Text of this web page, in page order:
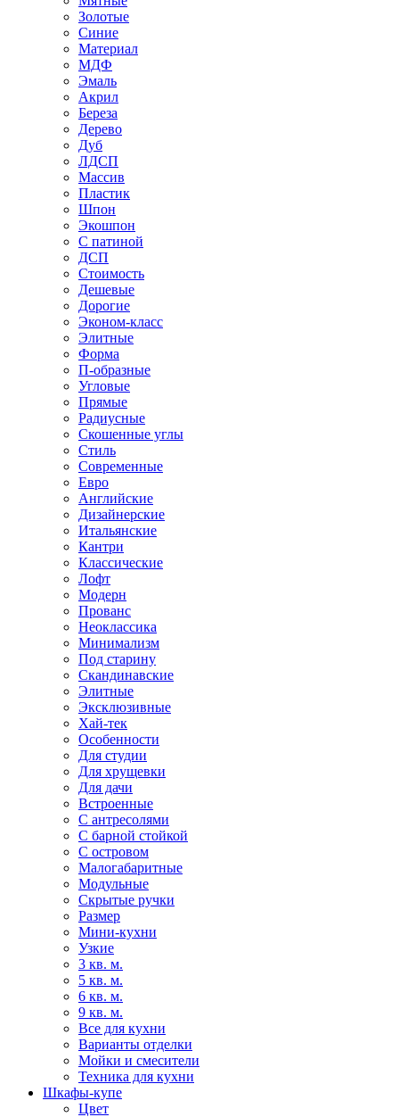
Золотые
Синие
Материал
МДФ
Эмаль
Акрил
Береза
Дерево
Дуб
ЛДСП
Массив
Пластик
Шпон
Экошпон
С патиной
ДСП
Стоимость
Дешевые
Дорогие
Эконом-класс
Элитные
Форма
П-образные
Угловые
Прямые
Радиусные
Скошенные углы
Стиль
Современные
Евро
Английские
Дизайнерские
Итальянские
Кантри
Классические
Лофт
Модерн
Прованс
Неоклассика
Минимализм
Под старину
Скандинавские
Элитные
Эксклюзивные
Хай-тек
Особенности
Для студии
Для хрущевки
Для дачи
Встроенные
С антресолями
С барной стойкой
С островом
Малогабаритные
Модульные
Скрытые ручки
Размер
Мини-кухни
Узкие
3 кв. м.
5 кв. м.
6 кв. м.
9 кв. м.
Все для кухни
Варианты отделки
Мойки и смесители
Техника для кухни
Шкафы-купе
Цвет